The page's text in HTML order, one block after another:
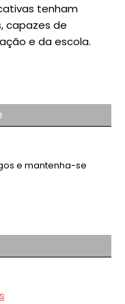
tenham
capazes de
e da escola.
e mantenha-se